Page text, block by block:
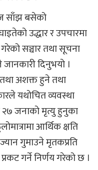
साँझ बसेको
उद्धार र उपचारमा
सञ्चार तथा सूचना
जानकारी दिनुभयो ।
तथा अशक्त हुने तथा
यथोचित व्यवस्था
२७ जनाको मृत्यु हुनुका
आर्थिक क्षति
गुमाउने मृतकप्रति
गर्ने निर्णय गरेको छ ।